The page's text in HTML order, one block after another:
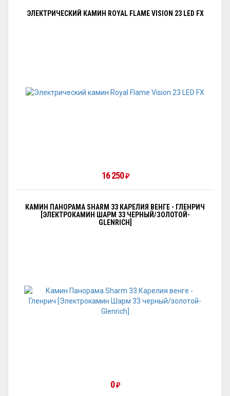
ЭЛЕКТРИЧЕСКИЙ КАМИН ROYAL FLAME VISION 23 LED FX
16 250₽
КАМИН ПАНОРАМА SHARM 33 КАРЕЛИЯ ВЕНГЕ - ГЛЕНРИЧ
[ЭЛЕКТРОКАМИН ШАРМ 33 ЧЕРНЫЙ/ЗОЛОТОЙ-
GLENRICH]
0₽